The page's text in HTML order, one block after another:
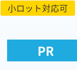
小ロット対応可
PR